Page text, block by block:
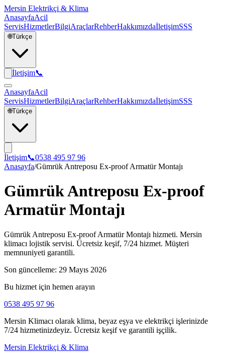
Mersin Elektrikçi & Klima
AnasayfaAcil
ServisHizmetlerBilgiAraçlarRehberHakkımızdaİletişimSSS
🌐Türkçe
İletişim📞
AnasayfaAcil
ServisHizmetlerBilgiAraçlarRehberHakkımızdaİletişimSSS
🌐Türkçe
İletişim📞0538 495 97 96
Anasayfa/Gümrük Antreposu Ex-proof Armatür Montajı
Gümrük Antreposu Ex-proof
Armatür Montajı
Gümrük Antreposu Ex-proof Armatür Montajı hizmeti. Mersin
klimacı lojistik servisi. Ücretsiz keşif, 7/24 hizmet. Müşteri
memnuniyeti garantili.
Son güncelleme: 29 Mayıs 2026
Bu hizmet için hemen arayın
0538 495 97 96
Mersin Klimacı olarak klima, beyaz eşya ve elektrikçi işlerinizde
7/24 hizmetinizdeyiz. Ücretsiz keşif ve garantili işçilik.
Mersin Elektrikçi & Klima